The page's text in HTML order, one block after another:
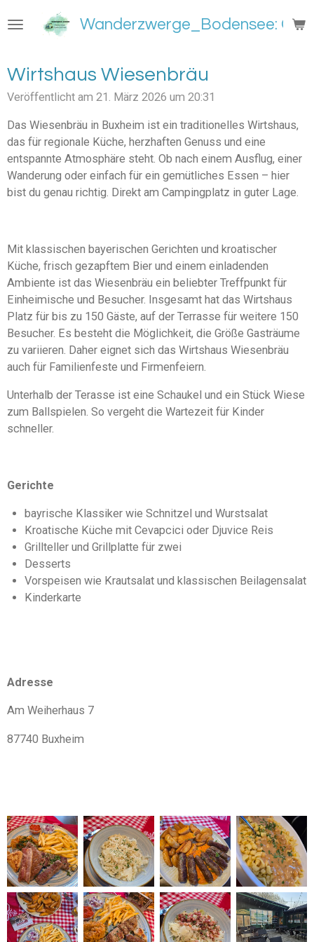
Hauptinhalt
Wanderzwerge_Bodensee:
Wirtshaus Wiesenbräu
Veröffentlicht am 21. März 2026 um 20:31
Das Wiesenbräu in Buxheim ist ein traditionelles Wirtshaus,
das für regionale Küche, herzhaften Genuss und eine
entspannte Atmosphäre steht. Ob nach einem Ausflug, einer
Wanderung oder einfach für ein gemütliches Essen – hier
bist du genau richtig. Direkt am Campingplatz in guter Lage.
Mit klassischen bayerischen Gerichten und kroatischer
Küche, frisch gezapftem Bier und einem einladenden
Ambiente ist das Wiesenbräu ein beliebter Treffpunkt für
Einheimische und Besucher. Insgesamt hat das Wirtshaus
Platz für bis zu 150 Gäste, auf der Terrasse für weitere 150
Besucher. Es besteht die Möglichkeit, die Größe Gasträume
zu variieren. Daher eignet sich das Wirtshaus Wiesenbräu
auch für Familienfeste und Firmenfeiern.
Unterhalb der Terasse ist eine Schaukel und ein Stück Wiese
zum Ballspielen. So vergeht die Wartezeit für Kinder
schneller.
Gerichte
bayrische Klassiker wie Schnitzel und Wurstsalat
Kroatische Küche mit Cevapcici oder Djuvice Reis
Grillteller und Grillplatte für zwei
Desserts
Vorspeisen wie Krautsalat und klassischen Beilagensalat
Kinderkarte
Adresse
Am Weiherhaus 7
87740 Buxheim